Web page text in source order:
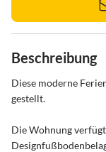
Beschreibung
Diese moderne
gestellt.
Die Wohnung